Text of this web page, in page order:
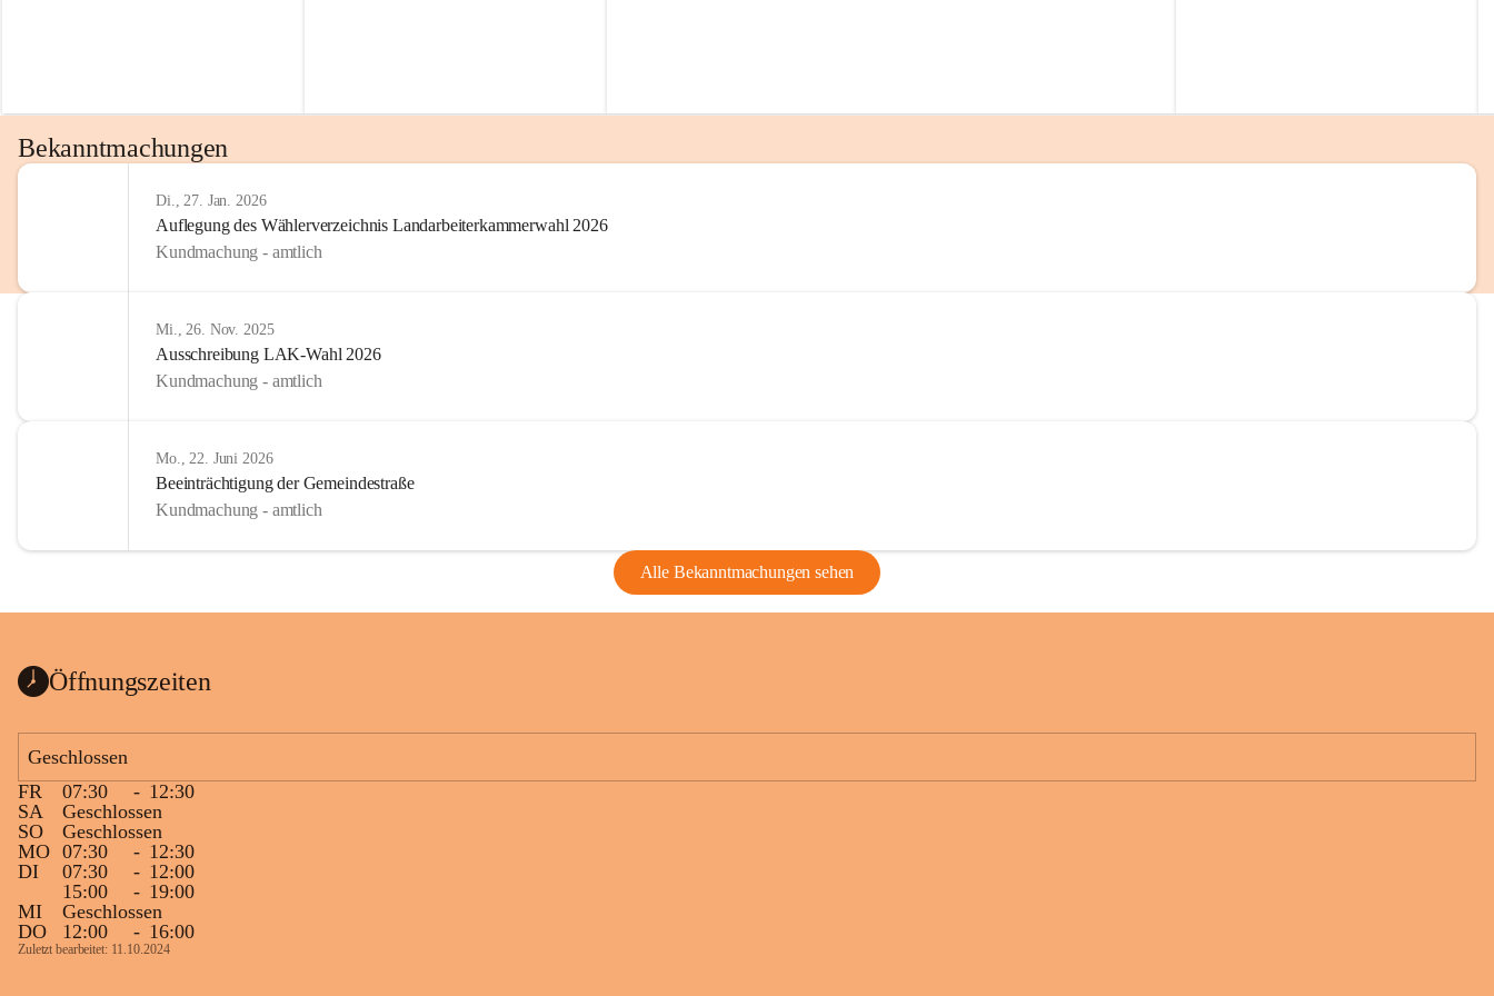
Bekanntmachungen
Di., 27. Jan. 2026
Auflegung des Wählerverzeichnis Landarbeiterkammerwahl 2026
Kundmachung - amtlich
Mi., 26. Nov. 2025
Ausschreibung LAK-Wahl 2026
Kundmachung - amtlich
Mo., 22. Juni 2026
Beeinträchtigung der Gemeindestraße
Kundmachung - amtlich
Alle Bekanntmachungen sehen
Öffnungszeiten
Geschlossen
FR
07:30 - 12:30
SA
Geschlossen
SO
Geschlossen
MO 07:30 - 12:30
DI
07:30 - 12:00
15:00
- 19:00
MI
Geschlossen
DO
12:00 - 16:00
Zuletzt bearbeitet: 11.10.2024